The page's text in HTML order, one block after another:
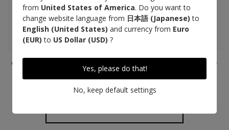
Collier Atherstone, gold Collier Atherstone, noir
from United States of America. Do you want to
change website language from 日本語 (Japanese) to
English (United States) and currency from Euro
(EUR) to US Dollar (USD) ?
Yes, please do that!
No, keep default settings